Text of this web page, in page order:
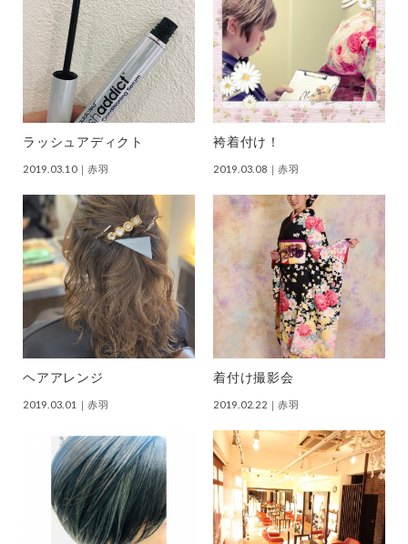
ラッシュアディクト
2019.03.10｜赤羽
袴着付け！
2019.03.08 ｜赤羽
ヘアアレンジ
2019.03.01 ｜赤羽
着付け撮影会
2019.02.22 ｜赤羽